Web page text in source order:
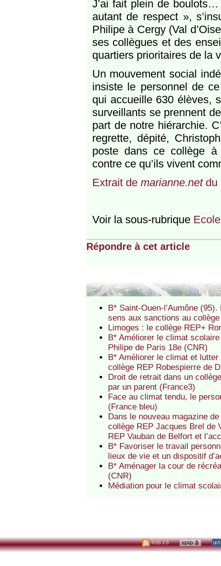
J’ai fait plein de boulots…
autant de respect »,
Philipe à Cergy (Val
ses collègues et des
quartiers prioritaires de la
Un mouvement social
insiste le personnel de
qui accueille 630 élèves,
surveillants se prennent
part de notre hiérarchie.
regrette, dépité,
poste dans ce collège à
contre ce qu’ils vivent
Extrait de marianne.netdu
Voir la sous-rubrique
Répondre à cet article
B* Saint-Ouen-l’Aumône
sens aux sanctions au
Limoges : le collège REP+
B* Améliorer le climat
Philipe de Paris 18e (CNR)
B* Améliorer le climat et
collège REP Robespierre de
Droit de retrait dans un
par un parent (France3)
Face au climat tendu, le
(France bleu)
Dans le nouveau magazine
collège REP Jacques Brel de
REP Vauban de Belfort et
B* Favoriser le travail
lieux de vie et un dispositif
B* Aménager la cour de
(CNR)
Médiation pour le climat
RSS 2.0